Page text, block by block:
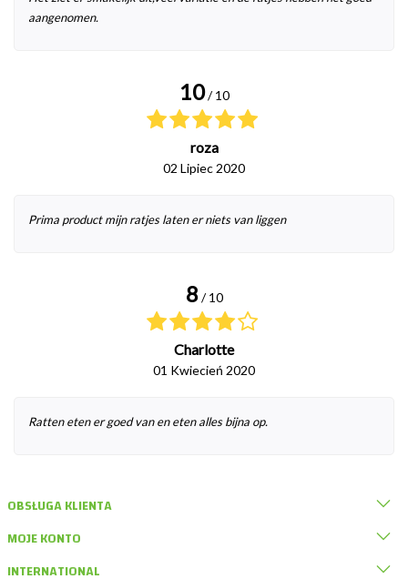
aangenomen.
10 / 10
roza
02 Lipiec 2020
Prima product mijn ratjes laten er niets van liggen
8 / 10
Charlotte
01 Kwiecień 2020
Ratten eten er goed van en eten alles bijna op.
OBSŁUGA KLIENTA
MOJE KONTO
INTERNATIONAL